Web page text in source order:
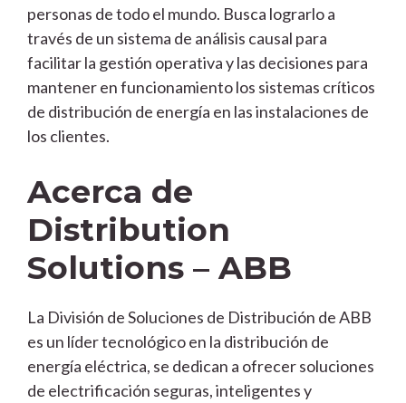
personas de todo el mundo. Busca lograrlo a
través de un sistema de análisis causal para
facilitar la gestión operativa y las decisiones para
mantener en funcionamiento los sistemas críticos
de distribución de energía en las instalaciones de
los clientes.
Acerca de
Distribution
Solutions – ABB
La División de Soluciones de Distribución de ABB
es un líder tecnológico en la distribución de
energía eléctrica, se dedican a ofrecer soluciones
de electrificación seguras, inteligentes y